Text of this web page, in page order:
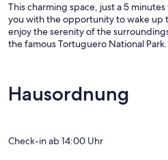
This charming space, just a 5
you with the opportunity to wake up
enjoy the serenity of the
the famous Tortuguero National Park.
Hausordnung
Check-in ab 14:00 Uhr